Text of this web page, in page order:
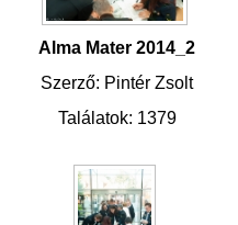
Alma Mater 2014_2
Szerző: Pintér Zsolt
Találatok: 1379